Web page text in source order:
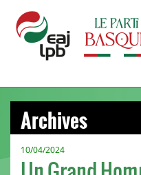
Archives
10/04/2024